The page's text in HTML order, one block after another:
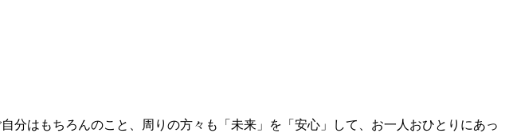
はもちろんのこと、周りの方々も「未来」を「安心」して、お一人おひとりにあっ